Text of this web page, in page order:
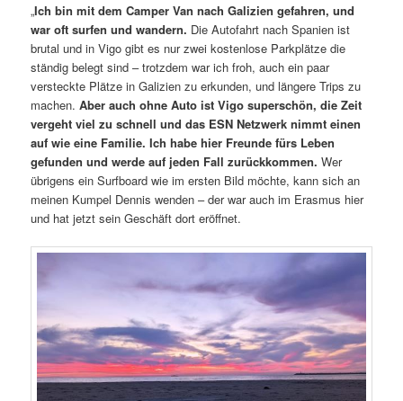
„Ich bin mit dem Camper Van nach Galizien gefahren, und
war oft surfen und wandern. Die Autofahrt nach Spanien ist
brutal und in Vigo gibt es nur zwei kostenlose Parkplätze die
ständig belegt sind – trotzdem war ich froh, auch ein paar
versteckte Plätze in Galizien zu erkunden, und längere Trips zu
machen.Aber auch ohne Auto ist Vigo superschön, die Zeit
vergeht viel zu schnell und das ESN Netzwerk nimmt einen
auf wie eine Familie. Ich habe hier Freunde fürs Leben
gefunden und werde auf jeden Fall zurückkommen.Wer
übrigens ein Surfboard wie im ersten Bild möchte, kann sich an
meinen Kumpel Dennis wenden – der war auch im Erasmus hier
und hat jetzt sein Geschäft dort eröffnet.